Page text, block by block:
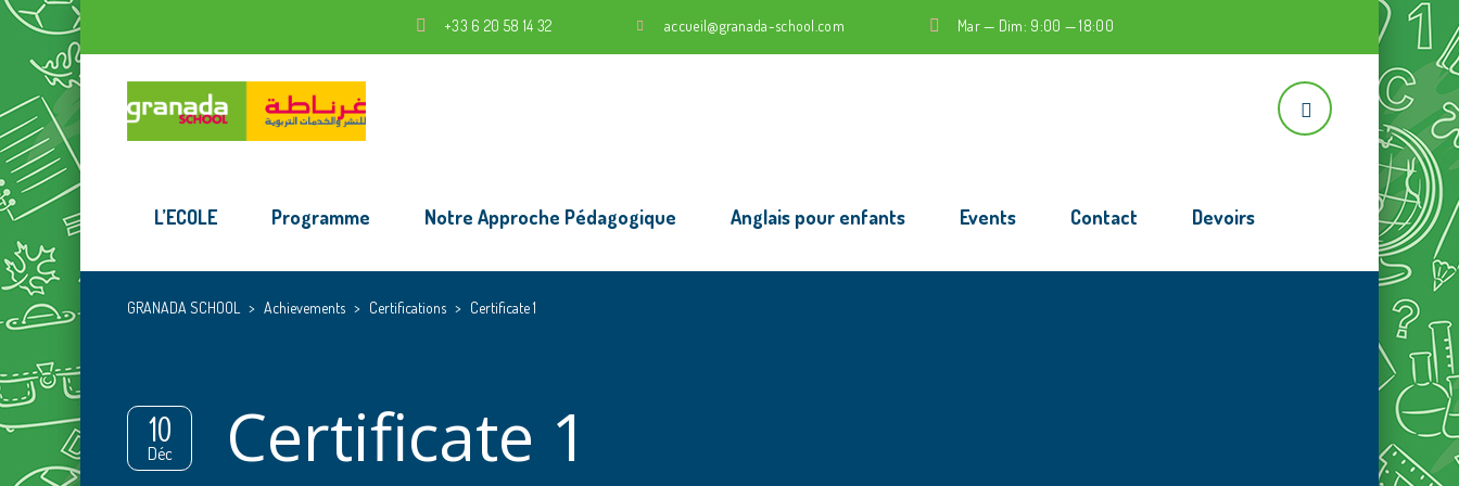
+33 6 20 58 14 32 accueil@granada-school.com Mar — Dim: 9:00 — 18:00
L’ECOLE Programme Notre Approche Pédagogique Anglais pour enfants Events Contact Devoirs
GRANADA SCHOOL > Achievements > Certifications > Certificate 1
10
Déc Certificate 1